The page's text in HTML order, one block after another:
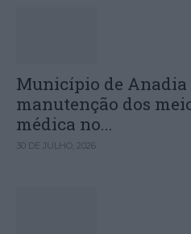
Município de Anadia
manutenção dos
médica no...
30 DE JULHO, 2026